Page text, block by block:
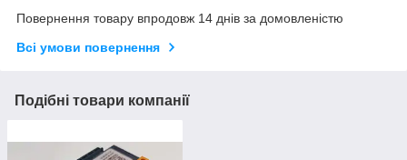
Повернення товару впродовж 14 днів за домовленістю
Всі умови повернення
Подібні товари компанії